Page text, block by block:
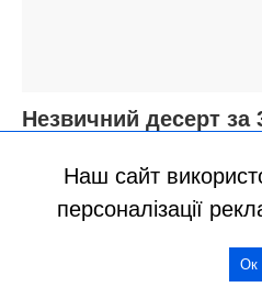
Наш сайт
персоналізації
Ок